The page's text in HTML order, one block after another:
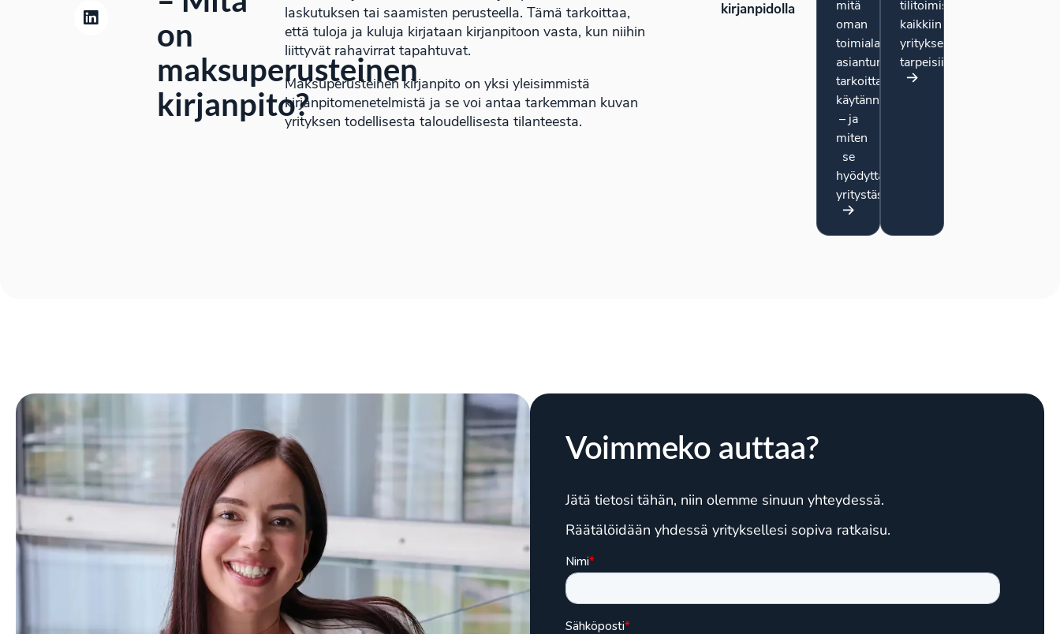
on
maksuperusteinen
kirjanpito?
laskutuksen tai saamisten perusteella. Tämä tarkoittaa,
että tuloja ja kuluja kirjataan kirjanpitoon vasta, kun niihin
liittyvät rahavirrat tapahtuvat.
Maksuperusteinen kirjanpito on yksi yleisimmistä
kirjanpitomenetelmistä ja se voi antaa tarkemman kuvan
yrityksen todellisesta taloudellisesta tilanteesta.
kirjanpidolla
mitä
oman
toimialasi
asiantuntijuus
tarkoittaa
käytännössä
– ja
miten
se
hyödyttää
yritystäsi.
tilitoimistopalvelut
kaikkiin
yrityksen
tarpeisiin.
Voimmeko auttaa?
Jätä tietosi tähän, niin olemme sinuun yhteydessä.
Räätälöidään yhdessä yrityksellesi sopiva ratkaisu.